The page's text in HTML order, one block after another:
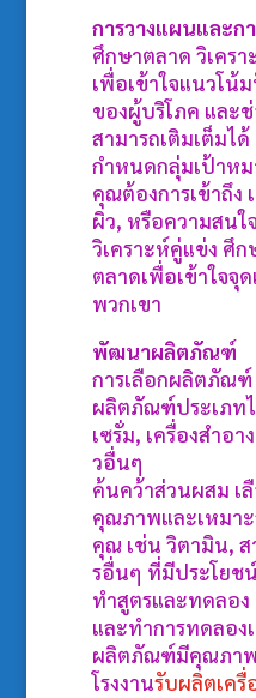
การวางแผนและก
ศึกษาตลาด วิเครา
เพื่อเข้าใจแนวโน้
ของผู้บริโภค และ
สามารถเติมเต็มได้
กำหนดกลุ่มเป้าห
คุณต้องการเข้าถึง
ผิว, หรือความสนใ
วิเคราะห์คู่แข่ง ศึ
ตลาดเพื่อเข้าใจจุ
พวกเขา
พัฒนาผลิตภัณฑ์
การเลือกผลิตภัณ
ผลิตภัณฑ์ประเภท
เซรั่ม, เครื่องสำอ
วอื่นๆ
ค้นคว้าส่วนผสม เ
คุณภาพและเหมา
คุณ เช่น วิตามิน,
รอื่นๆ ที่มีประโยชน์
ทำสูตรและทดลอ
และทำการทดลอง
ผลิตภัณฑ์มีคุณภา
โรงงานรับผลิตเครื่